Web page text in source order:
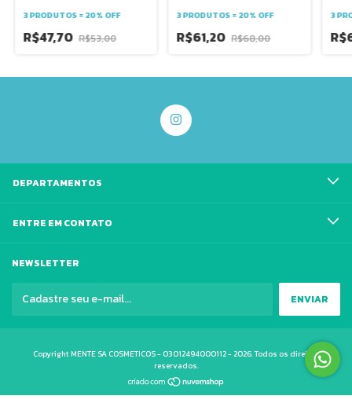
AROMAS
3 PRODUTOS = 20% OFF
R$47,70 R$53,00
ACONCHEGO - 10 UNIDADES
DE 20 GRAMAS CADA -
3 PRODUTOS = 20% OFF
R$61,20 R$68,00
3
DEPARTAMENTOS
ENTRE EM CONTATO
NEWSLETTER
Copyright MENTE SA COSMETICOS - 03012494000112 - 2026. Todos os direitos
reservados.